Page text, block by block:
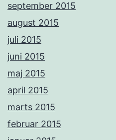
september 2015
august 2015
juli 2015
juni 2015
maj 2015
april 2015
marts 2015
februar 2015